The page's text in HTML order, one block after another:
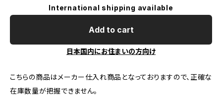
International shipping available
Add to cart
日本国内にお住まいの方向け
こちらの商品はメーカー仕入れ商品となっておりますので、正確な
在庫数量が把握できません。